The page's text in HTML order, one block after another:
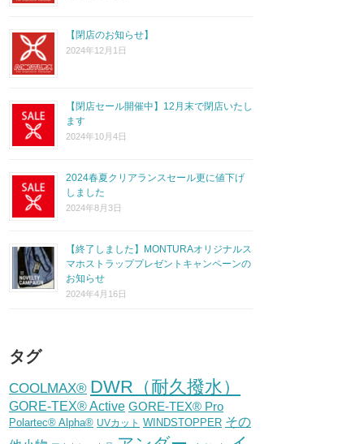
【閉店のお知らせ】
2024年12月1日
【閉店セール開催中】12月末で閉店いたし
ます
2024年10月4日
2024春夏クリアランスセール更に値下げ
しました
2024年8月3日
【終了しました】MONTURAオリジナルス
マホストラッププレゼントキャンペーンの
お知らせ
2024年4月16日
タグ
COOLMAX® DWR（耐久撥水）
GORE-TEX® Active GORE-TEX® Pro
Polartec® Alpha® UVカット WINDSTOPPER その